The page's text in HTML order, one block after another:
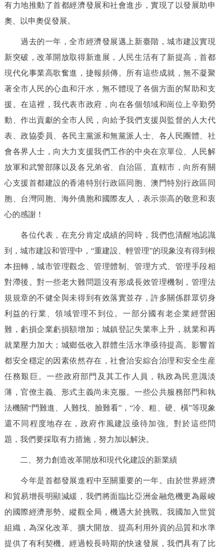
有力地推動了首都經濟發展和社會進步，實現了以發展助申
奧、以申奧促發展。
過去的一年，全市經濟發展邁上新臺階，城市建設實現
新突破，改革開放取得新進展，人民生活有了新提高，首都
現代化事業高歌奮進，捷報頻傳。所有這些成就，無不凝聚
著全市人民的心血和汗水，無不體現了各個方面的幫助和支
援。在這裡，我代表市政府，向在各個領域和崗位上辛勤勞
動、作出貢獻的全市人民，向給予我們支援與監督的人大代
表、政協委員、各民主黨派和無黨派人士、各人民團體、社
會各界人士，向大力支援我們工作的中央在京單位、人民解
放軍和武警部隊以及各兄弟省、自治區、直轄市，向所有關
心支援首都建設的香港特別行政區同胞、澳門特別行政區同
胞、台灣同胞、海外僑胞和國際友人，表示崇高的敬意和衷
心的感謝！
各位代表，在充分肯定成績的同時，我們也清醒地認識
到，城市建設和管理中，“重建設、輕管理”的現象沒有得到根
本扭轉，城市管理觀念、管理體制、管理方式、管理手段相
對滯後。對一些老大難問題沒有形成長效管理機制，管理法
規規章的不健全與未得到有效落實並存，許多關係群眾切身
利益的行業、領域管理不到位。一部分國有老企業經營困
難，虧損企業虧損額增加；城鎮登記失業率上升，就業和再
就業壓力加大；城鄉低收入群體生活水準亟待提高。影響首
都安全穩定的因素依然存在，社會治安綜合治理和安全生産
任務艱巨。一些政府部門及其工作人員，執政為民意識淡
薄，官僚主義、形式主義尚未克服。一些公共服務部門和執
法機關“門難進、人難找、臉難看”，“冷、粗、硬、橫”等現象
還不同程度地存在，政府作風建設亟待加強。對於這些問
題，我們要採取有力措施，努力加以解決。
二、努力創造改革開放和現代化建設的新業績
今年是首都發展進程中至關重要的一年。由於世界經濟
和貿易增長明顯減緩，我們將面臨比亞洲金融危機更為嚴峻
的國際經濟形勢。縱觀全局，機遇大於挑戰。我國加入世貿
組織，為深化改革、擴大開放、提高利用外資的品質和水準
提供了有利契機。經過較長時期的快速發展，我們具有了比